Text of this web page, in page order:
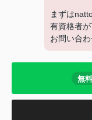
まずは
有資格者
お問い合
無料